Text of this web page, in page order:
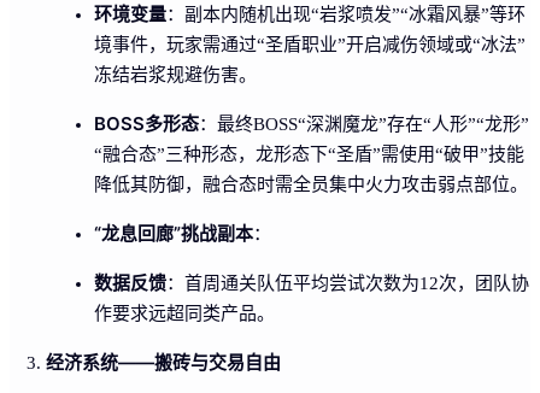
环境变量：副本内随机出现“岩浆喷发”“冰霜风暴”等环
境事件，玩家需通过“圣盾职业”开启减伤领域或“冰法”
冻结岩浆规避伤害。
BOSS多形态：最终BOSS“深渊魔龙”存在“人形”“龙形”
“融合态”三种形态，龙形态下“圣盾”需使用“破甲”技能
降低其防御，融合态时需全员集中火力攻击弱点部位。
“龙息回廊”挑战副本：
数据反馈：首周通关队伍平均尝试次数为12次，团队协
作要求远超同类产品。
经济系统——搬砖与交易自由